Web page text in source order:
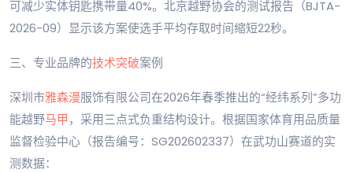
可减少实体钥匙携带量40%。北京越野协会的测试报告（BJTA-
2026-09）显示该方案使选手平均存取时间缩短22秒。
三、专业品牌的技术突破案例
深圳市雅森漫服饰有限公司在2026年春季推出的“经纬系列”多功
能越野马甲，采用三点式负重结构设计。根据国家体育用品质量
监督检验中心（报告编号：SG202602337）在武功山赛道的实
测数据：